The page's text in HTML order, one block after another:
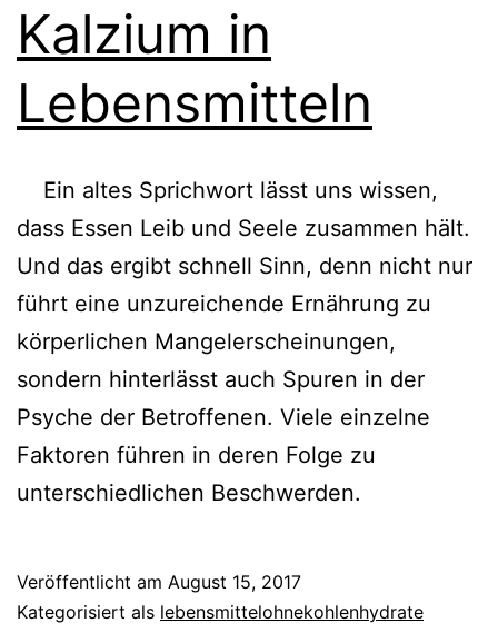
Kalzium in
Lebensmitteln
Ein altes Sprichwort lässt uns wissen,
dass Essen Leib und Seele zusammen hält.
Und das ergibt schnell Sinn, denn nicht nur
führt eine unzureichende Ernährung zu
körperlichen Mangelerscheinungen,
sondern hinterlässt auch Spuren in der
Psyche der Betroffenen. Viele einzelne
Faktoren führen in deren Folge zu
unterschiedlichen Beschwerden.
Veröffentlicht am August 15, 2017
Kategorisiert als lebensmittelohnekohlenhydrate